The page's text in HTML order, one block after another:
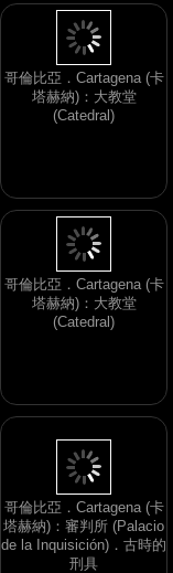
哥倫比亞．Cartagena (卡
塔赫納)：大教堂
(Catedral)
哥倫比亞．Cartagena (卡
塔赫納)：大教堂
(Catedral)
哥倫比亞．Cartagena (卡
塔赫納)：審判所 (Palacio
de la Inquisición)．古時的
刑具